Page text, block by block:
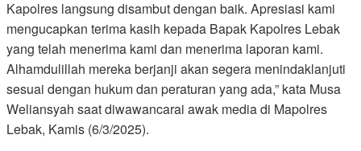
Kapolres langsung disambut dengan baik. Apresiasi kami
mengucapkan terima kasih kepada Bapak Kapolres Lebak
yang telah menerima kami dan menerima laporan kami.
Alhamdulillah mereka berjanji akan segera menindaklanjuti
sesuai dengan hukum dan peraturan yang ada,” kata Musa
Weliansyah saat diwawancarai awak media di Mapolres
Lebak, Kamis (6/3/2025).